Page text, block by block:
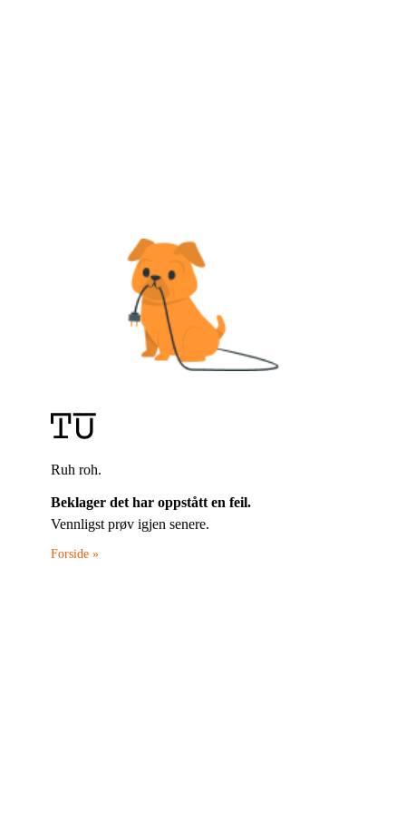
Ruh roh.
Beklager det har oppstått en feil.
Vennligst prøv igjen senere.
Forside »